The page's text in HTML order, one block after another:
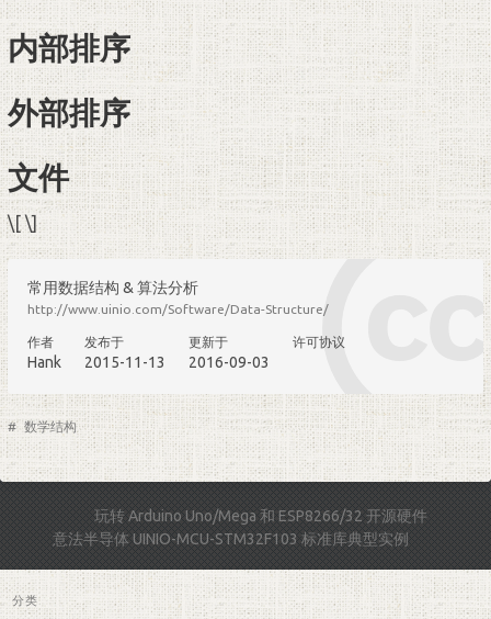
内部排序
外部排序
文件
\[ \]
常用数据结构 & 算法分析
http://www.uinio.com/Software/Data-Structure/
作者
Hank
发布于
2015-11-13
更新于
2016-09-03
许可协议
# 数学结构
玩转 Arduino Uno/Mega 和 ESP8266/32 开源硬件
意法半导体 UINIO-MCU-STM32F103 标准库典型实例
分类